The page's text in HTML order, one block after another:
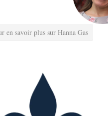
en savoir plus sur Hanna Gas